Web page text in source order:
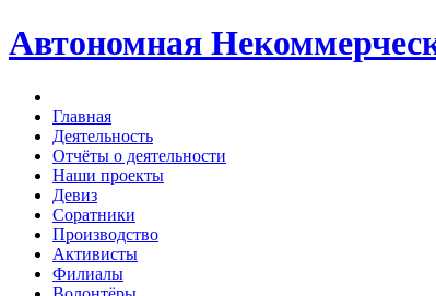
Автономная
Главная
Деятельность
Отчёты о деятельности
Наши проекты
Девиз
Соратники
Производство
Активисты
Филиалы